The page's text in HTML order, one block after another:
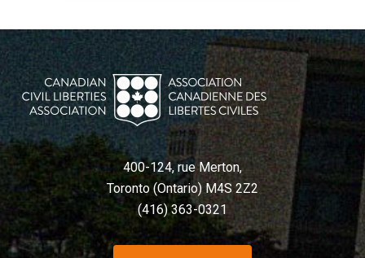
400-124, rue Merton,
Toronto (Ontario) M4S 2Z2
(416) 363-0321